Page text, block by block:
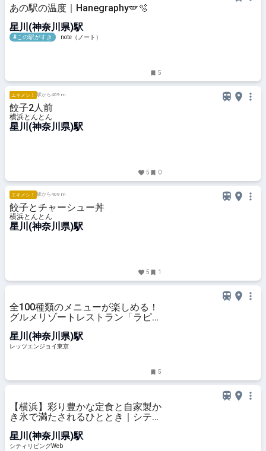
あの駅の温度｜Hanegraphy🪽🫧
星川(神奈川県)駅
#この駅がすき note（ノート）
5
エキメシ！ 駅から409 m
餃子2人前
横浜とんとん
星川(神奈川県)駅
5 0
エキメシ！ 駅から409 m
餃子とチャーシュー丼
横浜とんとん
星川(神奈川県)駅
5 1
全100種類のメニューが楽しめる！
グルメリゾートレストラン「ラピ
ョイ東京
星川(神奈川県)駅
レッツエンジョイ東京
5
【横浜】彩り豊かな定食と自家製か
き氷で満たされるひととき｜シティ
星川(神奈川県)駅
シティリビングWeb